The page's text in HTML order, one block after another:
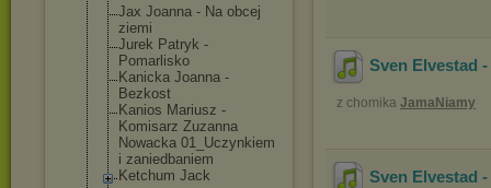
Jax Joanna - Na obcej
ziemi
Jurek Patryk -
Pomarlisko
Kanicka Joanna -
Bezkost
Kanios Mariusz -
Komisarz Zuzanna
Nowacka 01_Uczynkiem
i zaniedbaniem
Ketchum Jack
Sven Elvestad
z chomika JamaNiamy
Sven Elvestad